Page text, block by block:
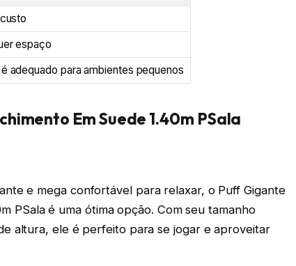
espaço
adequado para ambientes pequenos
Em Suede 1.40m PSala
e mega confortável para relaxar, o Puff Gigante
PSala é uma ótima opção. Com seu tamanho
altura, ele é perfeito para se jogar e aproveitar